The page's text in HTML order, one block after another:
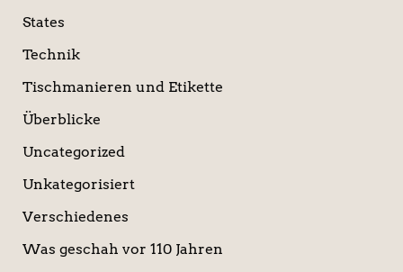
States
Technik
Tischmanieren und Etikette
Überblicke
Uncategorized
Unkategorisiert
Verschiedenes
Was geschah vor 110 Jahren